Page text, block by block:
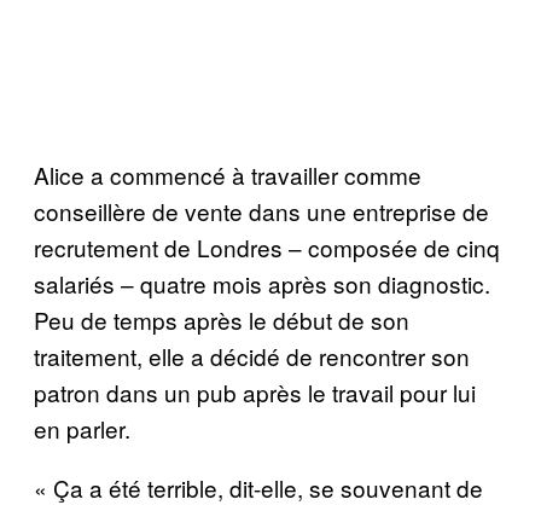
Alice a commencé à travailler comme
conseillère de vente dans une entreprise de
recrutement de Londres – composée de cinq
salariés – quatre mois après son diagnostic.
Peu de temps après le début de son
traitement, elle a décidé de rencontrer son
patron dans un pub après le travail pour lui
en parler.
« Ça a été terrible, dit-elle, se souvenant de